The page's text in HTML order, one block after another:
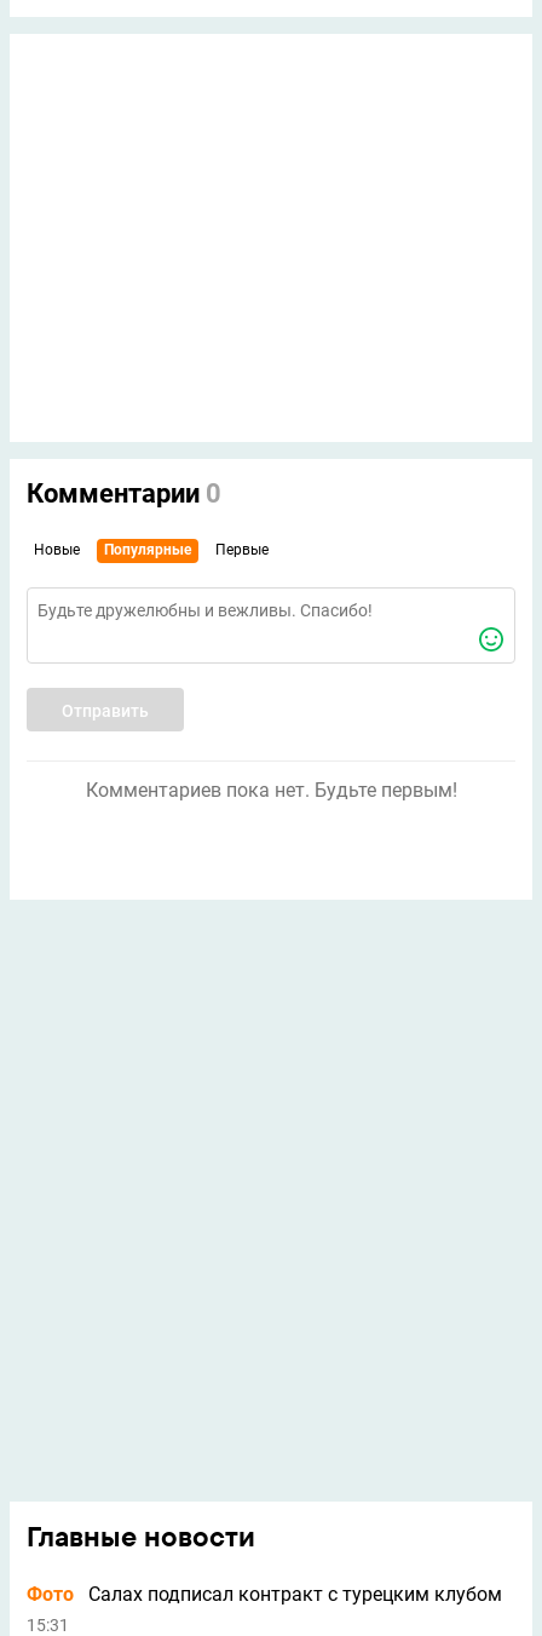
Комментарии 0
Новые Популярные Первые
Отправить
Комментариев пока нет. Будьте первым!
Главные новости
Фото Салах подписал контракт с турецким клубом
15:31